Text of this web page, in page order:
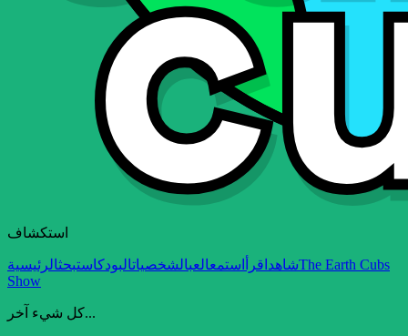
استكشاف
شاهد اقرأ استمعالعبالشخصياتالبودكاستبحثالرئيسية
The Earth Cubs
Show
كل شيء آخر...